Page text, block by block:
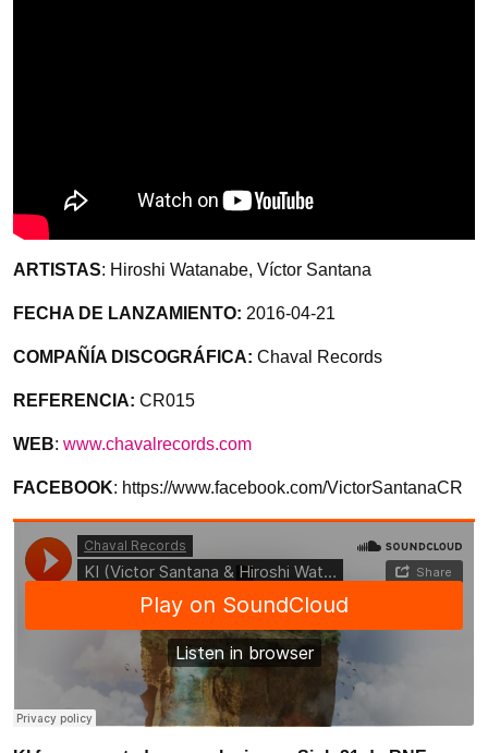
ARTISTAS: Hiroshi Watanabe, Víctor Santana
FECHA DE LANZAMIENTO: 2016-04-21
COMPAÑÍA DISCOGRÁFICA: Chaval Records
REFERENCIA: CR015
WEB: www.chavalrecords.com
FACEBOOK: https://www.facebook.com/VictorSantanaCR